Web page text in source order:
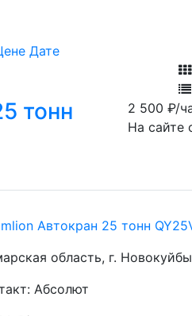
Дате
тонн
2 500₽/
На сайте
Автокран 25 тонн
область, г.
Абсолют